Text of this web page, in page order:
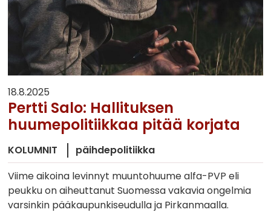
18.8.2025
Pertti Salo: Hallituksen
huumepolitiikkaa pitää korjata
KOLUMNIT
päihdepolitiikka
Viime aikoina levinnyt muuntohuume alfa-PVP eli
peukku on aiheuttanut Suomessa vakavia ongelmia
varsinkin pääkaupunkiseudulla ja Pirkanmaalla.